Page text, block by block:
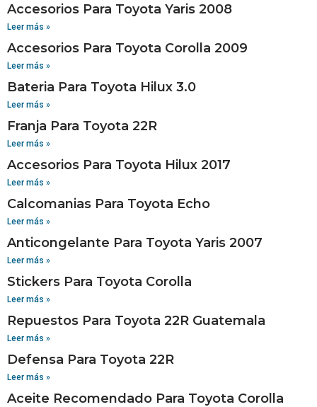
Accesorios Para Toyota Yaris 2008
Leer más »
Accesorios Para Toyota Corolla 2009
Leer más »
Bateria Para Toyota Hilux 3.0
Leer más »
Franja Para Toyota 22R
Leer más »
Accesorios Para Toyota Hilux 2017
Leer más »
Calcomanias Para Toyota Echo
Leer más »
Anticongelante Para Toyota Yaris 2007
Leer más »
Stickers Para Toyota Corolla
Leer más »
Repuestos Para Toyota 22R Guatemala
Leer más »
Defensa Para Toyota 22R
Leer más »
Aceite Recomendado Para Toyota Corolla